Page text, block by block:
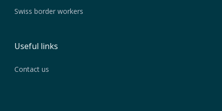
Swiss border workers
Useful links
Contact us